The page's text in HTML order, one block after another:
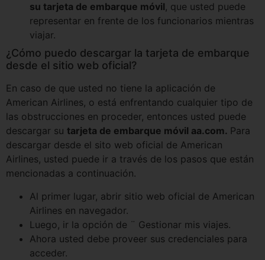
su tarjeta de embarque móvil, que usted puede
representar en frente de los funcionarios mientras
viajar.
¿Cómo puedo descargar la tarjeta de embarque
desde el sitio web oficial?
En caso de que usted no tiene la aplicación de
American Airlines, o está enfrentando cualquier tipo de
las obstrucciones en proceder, entonces usted puede
descargar su tarjeta de embarque móvil aa.com. Para
descargar desde el sito web oficial de American
Airlines, usted puede ir a través de los pasos que están
mencionadas a continuación.
Al primer lugar, abrir sitio web oficial de American
Airlines en navegador.
Luego, ir la opción de ¨ Gestionar mis viajes.
Ahora usted debe proveer sus credenciales para
acceder.